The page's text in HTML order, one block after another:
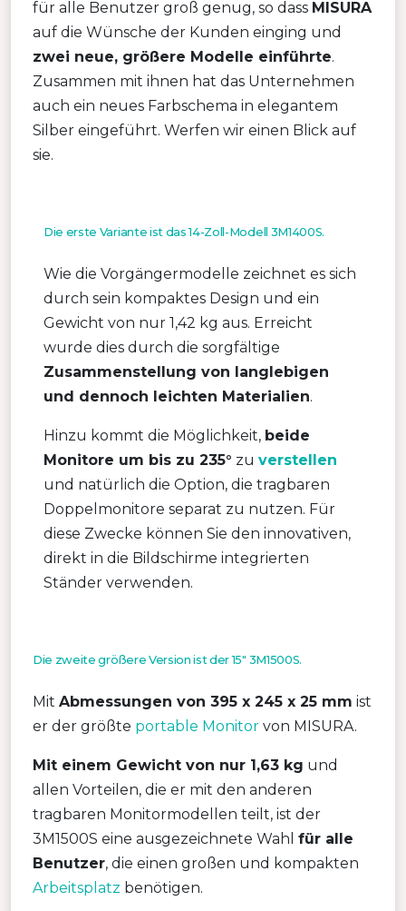
für alle Benutzer groß genug, so dass MISURA
auf die Wünsche der Kunden einging und
zwei neue, größere Modelle einführte.
Zusammen mit ihnen hat das Unternehmen
auch ein neues Farbschema in elegantem
Silber eingeführt. Werfen wir einen Blick auf
sie.
Die erste Variante ist das 14-Zoll-Modell 3M1400S.
Wie die Vorgängermodelle zeichnet es sich
durch sein kompaktes Design und ein
Gewicht von nur 1,42 kg aus. Erreicht
wurde dies durch die sorgfältige
Zusammenstellung von langlebigen
und dennoch leichten Materialien.
Hinzu kommt die Möglichkeit, beide
Monitore um bis zu 235° zu verstellen
und natürlich die Option, die tragbaren
Doppelmonitore separat zu nutzen. Für
diese Zwecke können Sie den innovativen,
direkt in die Bildschirme integrierten
Ständer verwenden.
Die zweite größere Version ist der 15″ 3M1500S.
Mit Abmessungen von 395 x 245 x 25 mm ist
er der größte portable Monitor von MISURA.
Mit einem Gewicht von nur 1,63 kg und
allen Vorteilen, die er mit den anderen
tragbaren Monitormodellen teilt, ist der
3M1500S eine ausgezeichnete Wahl für alle
Benutzer, die einen großen und kompakten
Arbeitsplatz benötigen.